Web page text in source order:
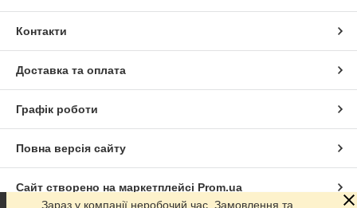
Контакти
Доставка та оплата
Графік роботи
Повна версія сайту
Сайт створено на маркетплейсі Prom.ua
Зараз у компанії неробочий час. Замовлення та